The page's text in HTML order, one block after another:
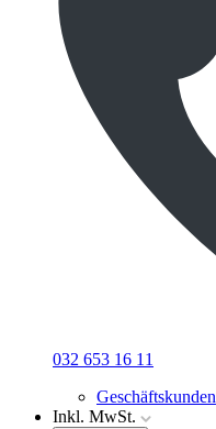
032 653 16 11
Geschäftskunden
Inkl. MwSt.